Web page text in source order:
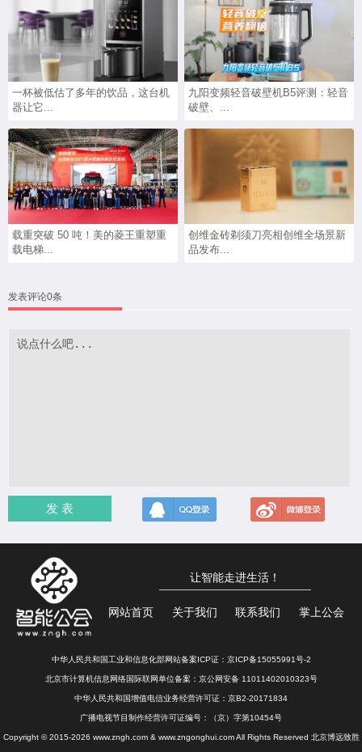
一杯被低估了多年的饮品，这台机
器让它...
九阳变频轻音破壁机B5评测：轻音
破壁、...
载重突破 50 吨！美的菱王重塑重
载电梯...
创维金砖剃须刀亮相创维全场景新
品发布...
发表评论0条
发 表
让智能走进生活！
网站首页 关于我们 联系我们 掌上公会
中华人民共和国工业和信息化部网站备案ICP证： 京ICP备15055991号-2
北京市计算机信息网络国际联网单位备案： 京公网安备 11011402010323号
中华人民共和国增值电信业务经营许可证：京B2-20171834
广播电视节目制作经营许可证编号：（京）字第10454号
Copyright © 2015-2026 www.zngh.com & www.zngonghui.com All Rights Reserved 北京博远致胜